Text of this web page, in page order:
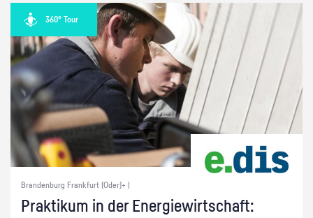
360° Tour
Brandenburg Frankfurt (Oder)+ |
Prak­ti­kum in der En­er­gie­wirt­schaft: